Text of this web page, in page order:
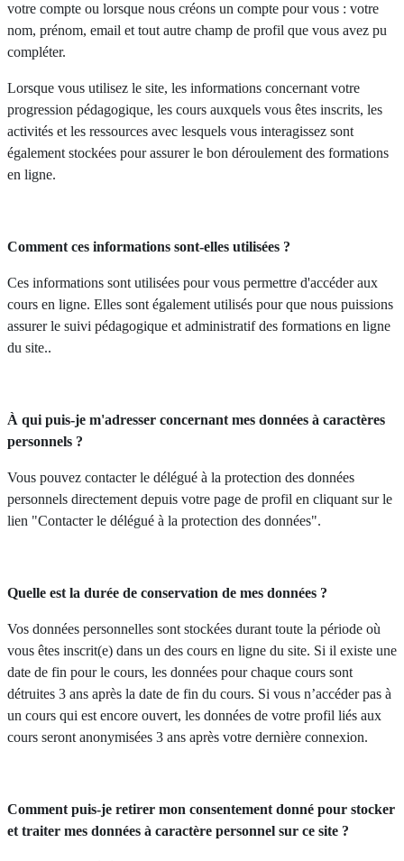
votre compte ou lorsque nous créons un compte pour vous : votre
nom, prénom, email et tout autre champ de profil que vous avez pu
compléter.
Lorsque vous utilisez le site, les informations concernant votre
progression pédagogique, les cours auxquels vous êtes inscrits, les
activités et les ressources avec lesquels vous interagissez sont
également stockées pour assurer le bon déroulement des formations
en ligne.
Comment ces informations sont-elles utilisées ?
Ces informations sont utilisées pour vous permettre d'accéder aux
cours en ligne. Elles sont également utilisés pour que nous puissions
assurer le suivi pédagogique et administratif des formations en ligne
du site..
À qui puis-je m'adresser concernant mes données à caractères
personnels ?
Vous pouvez contacter le délégué à la protection des données
personnels directement depuis votre page de profil en cliquant sur le
lien "Contacter le délégué à la protection des données".
Quelle est la durée de conservation de mes données ?
Vos données personnelles sont stockées durant toute la période où
vous êtes inscrit(e) dans un des cours en ligne du site. Si il existe une
date de fin pour le cours, les données pour chaque cours sont
détruites 3 ans après la date de fin du cours. Si vous n’accéder pas à
un cours qui est encore ouvert, les données de votre profil liés aux
cours seront anonymisées 3 ans après votre dernière connexion.
Comment puis-je retirer mon consentement donné pour stocker
et traiter mes données à caractère personnel sur ce site ?